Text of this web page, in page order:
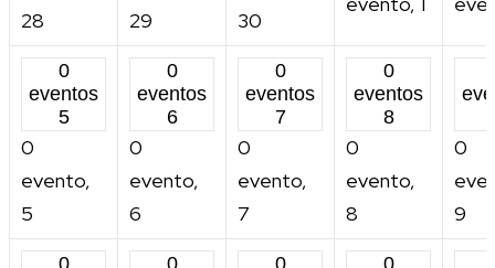
28
29
30
0
eventos
5
0
evento,
5
0
eventos
6
0
evento,
6
0
eventos
7
0
evento,
7
0
eventos
8
0
evento,
8
0
9
0
0
0
0